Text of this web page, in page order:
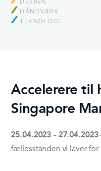
DESIGN
HÅNDVÆRK
TEKNOLOGI
Accelerere til
Singapore
25.04.2023 - 27.04.2023
fællesstanden vi laver for